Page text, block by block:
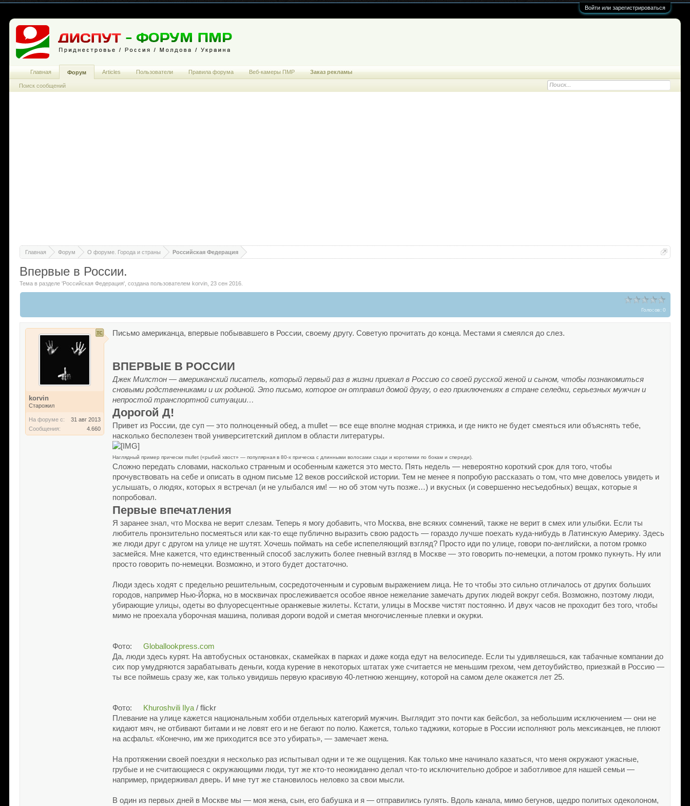
Войти или зарегистрироваться
Главная Форум О форуме. Города и страны Российская Федерация
Впервые в России.
Тема в разделе 'Российская Федерация' , создана пользователемkorvin ,23 сен 2016
Голосов: 0
korvin
Старожил
На форуме с:
31 авг 2013
Сообщения:
4.660
Письмо американца, впервые побывавшего в России, своему другу. Советую прочитать до конца. Местами я смеялся до слез.
ВПЕРВЫЕ В РОССИИ
Джек Милстон — американский писатель, который первый раз в жизни приехал в Россию со своей русской женой и сыном, чтобы познакомиться
сновыми родственниками и их родиной. Это письмо, которое он отправил домой другу, о его приключениях в стране селедки, серьезных мужчин и
непростой транспортной ситуации…
Дорогой Д!
Привет из России, где суп — это полноценный обед, а mullet — все еще вполне модная стрижка, и где никто не будет смеяться или объяснять тебе,
насколько бесполезен твой университетский диплом в области литературы.
Наглядный пример прически mullet («рыбий хвост» — популярная в 80-х прическа с длинными волосами сзади и короткими по бокам и спереди).
Сложно передать словами, насколько странным и особенным кажется это место. Пять недель — невероятно короткий срок для того, чтобы
прочувствовать на себе и описать в одном письме 12 веков российской истории. Тем не менее я попробую рассказать о том, что мне довелось увидеть и
услышать, о людях, которых я встречал (и не улыбался им! — но об этом чуть позже…) и вкусных (и совершенно несъедобных) вещах, которые я
попробовал.
Первые впечатления
Я заранее знал, что Москва не верит слезам. Теперь я могу добавить, что Москва, вне всяких сомнений, также не верит в смех или улыбки. Если ты
любитель пронзительно посмеяться или как-то еще публично выразить свою радость — гораздо лучше поехать куда-нибудь в Латинскую Америку. Здесь
же люди друг с другом на улице не шутят. Хочешь поймать на себе испепеляющий взгляд? Просто иди по улице, говори по-английски, а потом громко
засмейся. Мне кажется, что единственный способ заслужить более гневный взгляд в Москве — это говорить по-немецки, а потом громко пукнуть. Ну или
просто говорить по-немецки. Возможно, и этого будет достаточно.
Люди здесь ходят с предельно решительным, сосредоточенным и суровым выражением лица. Не то чтобы это сильно отличалось от других больших
городов, например Нью-Йорка, но в москвичах прослеживается особое явное нежелание замечать других людей вокруг себя. Возможно, поэтому люди,
убирающие улицы, одеты во флуоресцентные оранжевые жилеты. Кстати, улицы в Москве чистят постоянно. И двух часов не проходит без того, чтобы
мимо не проехала уборочная машина, поливая дороги водой и сметая многочисленные плевки и окурки.
Фото:
Globallookpress.com
Да, люди здесь курят. На автобусных остановках, скамейках в парках и даже когда едут на велосипеде. Если ты удивляешься, как табачные компании до
сих пор умудряются зарабатывать деньги, когда курение в некоторых штатах уже считается не меньшим грехом, чем детоубийство, приезжай в Россию —
ты все поймешь сразу же, как только увидишь первую красивую 40-летнюю женщину, которой на самом деле окажется лет 25.
Фото: Khuroshvili Ilya / flickr
Плевание на улице кажется национальным хобби отдельных категорий мужчин. Выглядит это почти как бейсбол, за небольшим исключением — они не
кидают мяч, не отбивают битами и не ловят его и не бегают по полю. Кажется, только таджики, которые в России исполняют роль мексиканцев, не плюют
на асфальт. «Конечно, им же приходится все это убирать», — замечает жена.
На протяжении своей поездки я несколько раз испытывал одни и те же ощущения. Как только мне начинало казаться, что меня окружают ужасные,
грубые и не считающиеся с окружающими люди, тут же кто-то неожиданно делал что-то исключительно доброе и заботливое для нашей семьи —
например, придерживал дверь. И мне тут же становилось неловко за свои мысли.
В один из первых дней в Москве мы — моя жена, сын, его бабушка и я — отправились гулять. Вдоль канала, мимо бегунов, щедро политых одеколоном,
Главная Форум
Поиск сообщений
Articles Пользователи Правила форума Веб-камеры ПМР Заказ рекламы